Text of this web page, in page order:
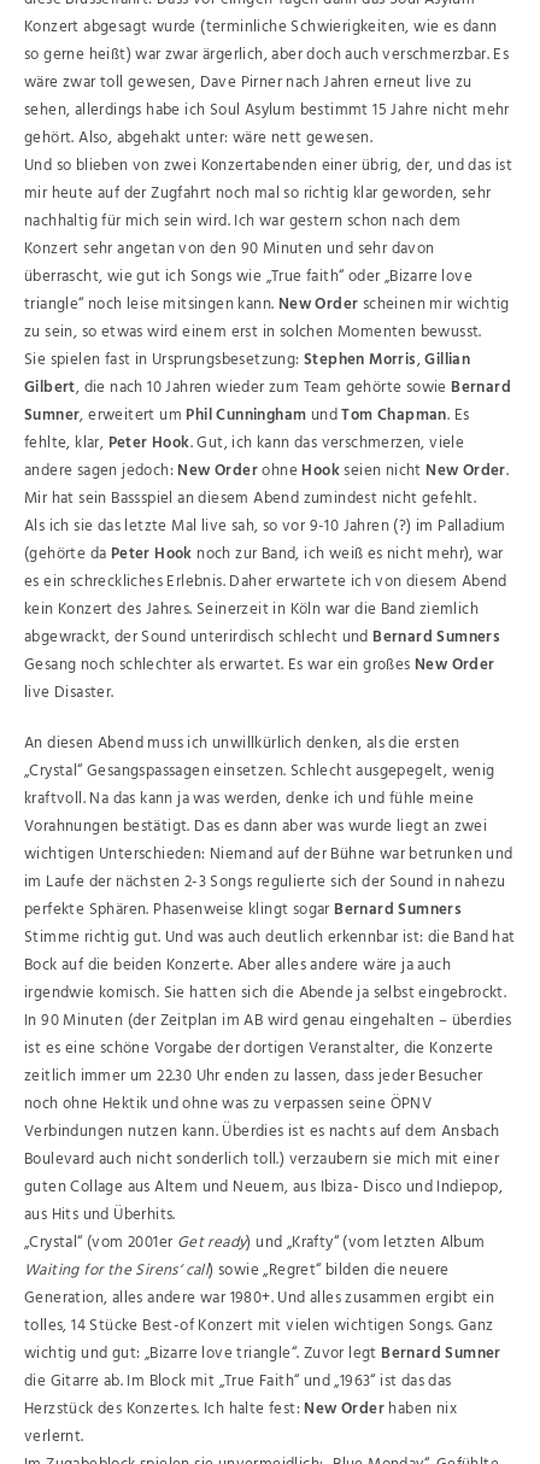
Konzert abgesagt wurde (terminliche Schwierigkeiten, wie es dann
so gerne heißt) war zwar ärgerlich, aber doch auch verschmerzbar. Es
wäre zwar toll gewesen, Dave Pirner nach Jahren erneut live zu
sehen, allerdings habe ich Soul Asylum bestimmt 15 Jahre nicht mehr
gehört. Also, abgehakt unter: wäre nett gewesen.
Und so blieben von zwei Konzertabenden einer übrig, der, und das ist
mir heute auf der Zugfahrt noch mal so richtig klar geworden, sehr
nachhaltig für mich sein wird. Ich war gestern schon nach dem
Konzert sehr angetan von den 90 Minuten und sehr davon
überrascht, wie gut ich Songs wie „True faith“ oder „Bizarre love
triangle“ noch leise mitsingen kann. New Orderscheinen mir wichtig
zu sein, so etwas wird einem erst in solchen Momenten bewusst.
Sie spielen fast in Ursprungsbesetzung:Stephen Morris,Gillian
Gilbert, die nach 10 Jahren wieder zum Team gehörte sowie Bernard
Sumner, erweitert um Phil Cunningham undTom Chapman. Es
fehlte, klar, Peter Hook. Gut, ich kann das verschmerzen, viele
andere sagen jedoch:New OrderohneHookseien nicht New Order.
Mir hat sein Bassspiel an diesem Abend zumindest nicht gefehlt.
Als ich sie das letzte Mal live sah, so vor 9-10 Jahren (?) im Palladium
(gehörte da Peter Hook noch zur Band, ich weiß es nicht mehr), war
es ein schreckliches Erlebnis. Daher erwartete ich von diesem Abend
kein Konzert des Jahres. Seinerzeit in Köln war die Band ziemlich
abgewrackt, der Sound unterirdisch schlecht und Bernard Sumners
Gesang noch schlechter als erwartet. Es war ein großes New Order
live Disaster.
An diesen Abend muss ich unwillkürlich denken, als die ersten
„Crystal“ Gesangspassagen einsetzen. Schlecht ausgepegelt, wenig
kraftvoll. Na das kann ja was werden, denke ich und fühle meine
Vorahnungen bestätigt. Das es dann aber was wurde liegt an zwei
wichtigen Unterschieden: Niemand auf der Bühne war betrunken und
im Laufe der nächsten 2-3 Songs regulierte sich der Sound in nahezu
perfekte Sphären. Phasenweise klingt sogar Bernard Sumners
Stimme richtig gut. Und was auch deutlich erkennbar ist: die Band hat
Bock auf die beiden Konzerte. Aber alles andere wäre ja auch
irgendwie komisch. Sie hatten sich die Abende ja selbst eingebrockt.
In 90 Minuten (der Zeitplan im AB wird genau eingehalten – überdies
ist es eine schöne Vorgabe der dortigen Veranstalter, die Konzerte
zeitlich immer um 22.30 Uhr enden zu lassen, dass jeder Besucher
noch ohne Hektik und ohne was zu verpassen seine ÖPNV
Verbindungen nutzen kann. Überdies ist es nachts auf dem Ansbach
Boulevard auch nicht sonderlich toll.) verzaubern sie mich mit einer
guten Collage aus Altem und Neuem, aus Ibiza- Disco und Indiepop,
aus Hits und Überhits.
„Crystal“ (vom 2001er Get ready) und „Krafty“ (vom letzten Album
Waiting for the Sirens‘ call) sowie „Regret“ bilden die neuere
Generation, alles andere war 1980+. Und alles zusammen ergibt ein
tolles, 14 Stücke Best-of Konzert mit vielen wichtigen Songs. Ganz
wichtig und gut: „Bizarre love triangle“. Zuvor legt Bernard Sumner
die Gitarre ab. Im Block mit „True Faith“ und „1963“ ist das das
Herzstück des Konzertes. Ich halte fest:New Orderhaben nix
verlernt.